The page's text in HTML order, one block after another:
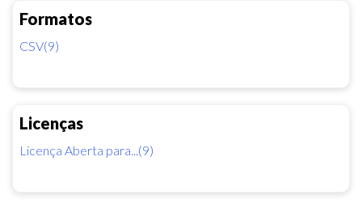
Formatos
CSV(9)
Licenças
Licença Aberta para...(9)